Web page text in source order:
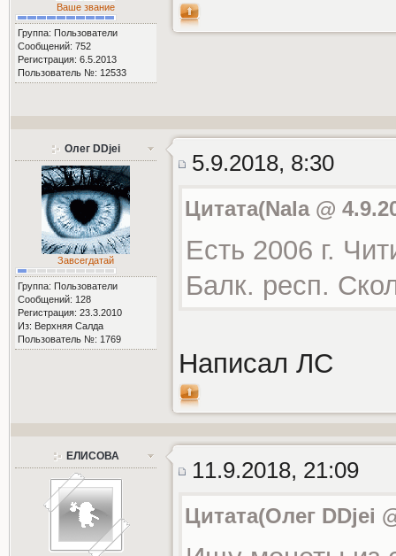
Ваше звание
Группа: Пользователи
Сообщений: 752
Регистрация: 6.5.2013
Пользователь №: 12533
Олег DDjei
Завсегдатай
Группа: Пользователи
Сообщений: 128
Регистрация: 23.3.2010
Из: Верхняя Салда
Пользователь №: 1769
5.9.2018, 8:30
Цитата(Nala @
Есть 2006 г.
Балк. респ.
Написал ЛС
ЕЛИСОВА
11.9.2018, 21:09
Цитата(Олег DDjei